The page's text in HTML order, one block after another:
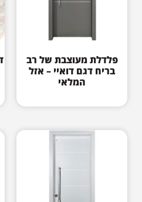
פלדלת מעוצבת של רב
בריח דגם דואיי – אזל
המלאי